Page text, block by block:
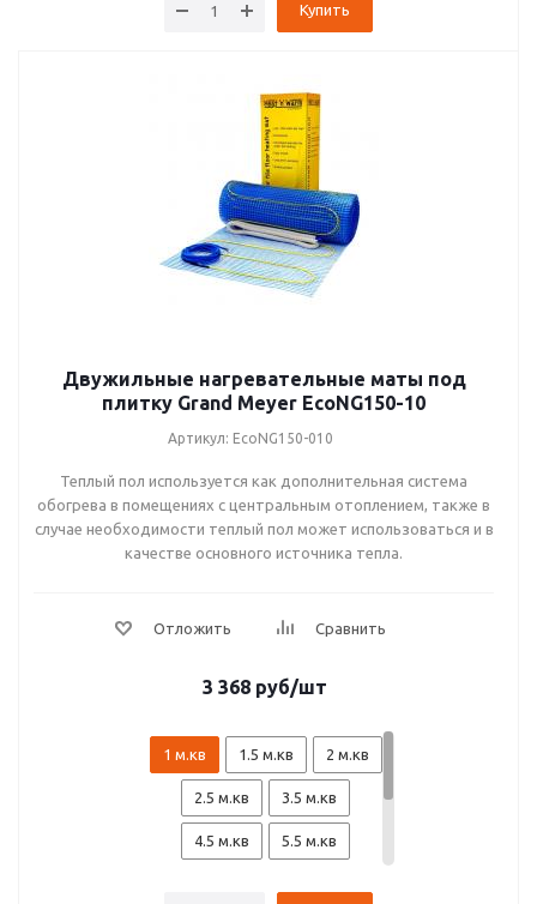
525 Вт (3.5 м.кв.)
600 Вт (4 м.кв.)
750 Вт (5 м.кв.)
900 Вт (6 м.кв.)
1050 Вт (7 м.кв.)
1500 Вт (10 м.кв.)
Купить
Двужильные нагревательные маты под
плитку Grand Meyer EcoNG150-10
Артикул: EcoNG150-010
Теплый пол используется как дополнительная система
обогрева в помещениях с центральным отоплением, также в
случае необходимости теплый пол может использоваться и в
качестве основного источника тепла.
3 368руб/шт
1 м.кв 1.5 м.кв 2 м.кв
2.5 м.кв 3.5 м.кв
4.5 м.кв 5.5 м.кв